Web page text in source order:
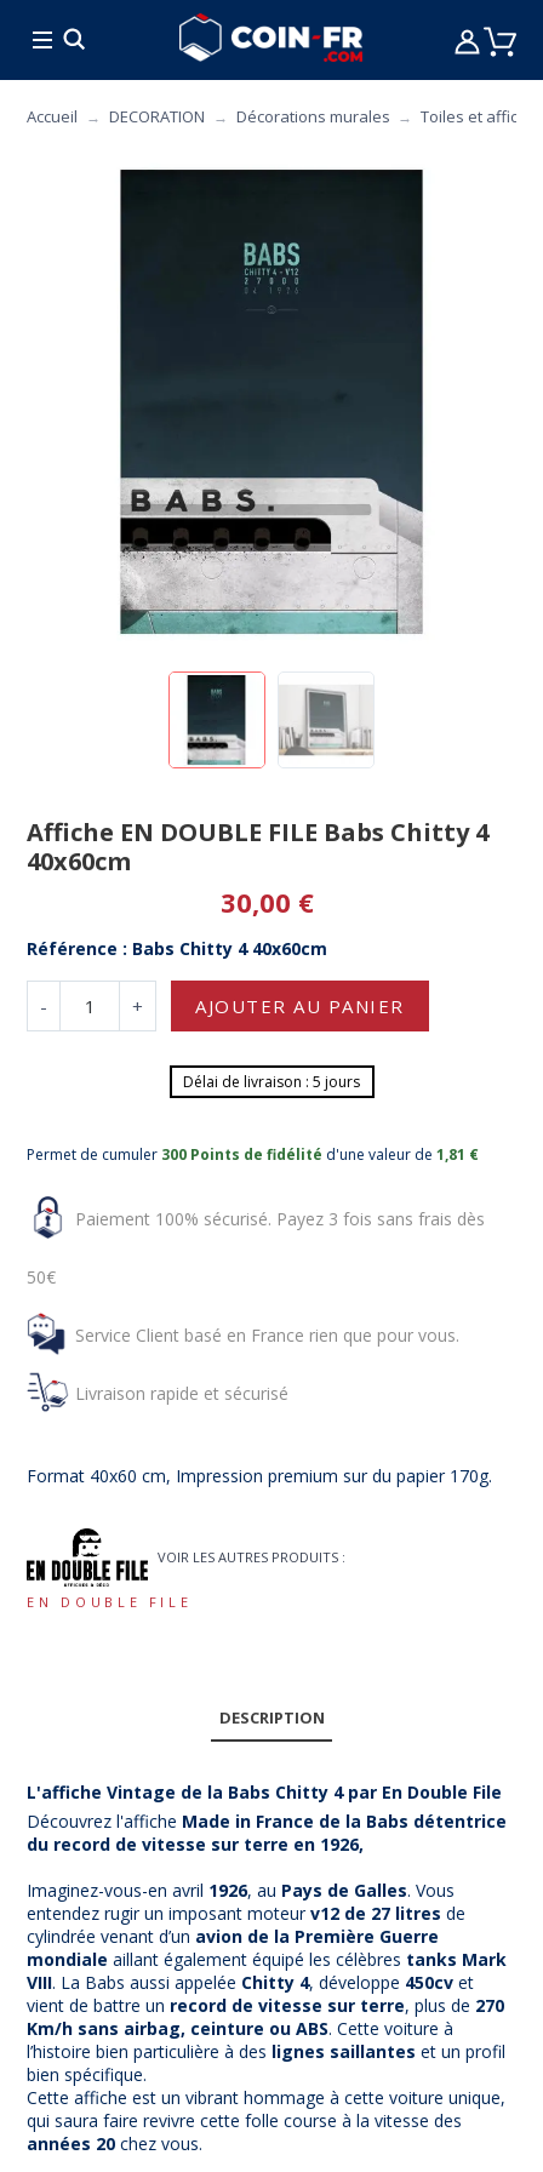
CUISINE MOBILIER
Accueil DECORATION Décorations murales Toiles et
Affiche EN DOUBLE FILE Babs Chitty 4
40x60cm
30,00 €
Référence : Babs Chitty 4 40x60cm
- + AJOUTER AU PANIER
Délai de livraison : 5 jours
Permet de cumuler 300 Points de fidélité d'une valeur de1,81 €
Paiement 100% sécurisé. Payez 3 fois sans frais dès
50€
Service Client basé en France rien que pour vous.
Livraison rapide et sécurisé
Format 40x60 cm, Impression premium sur du papier 170g.
VOIR LES AUTRES PRODUITS :
EN DOUBLE FILE
DESCRIPTION
L'affiche Vintage de la Babs Chitty 4 par En Double File
Découvrez l'affiche Made in France de la Babs détentrice
du record de vitesse sur terre en 1926,
Imaginez-vous-en avril 1926, au Pays de Galles. Vous
entendez rugir un imposant moteurv12 de 27 litres de
cylindrée venant d’un avion de la Première Guerre
mondiale aillant également équipé les célèbres tanks Mark
VIII. La Babs aussi appelée Chitty 4, développe 450cv et
vient de battre un record de vitesse sur terre, plus de 270
Km/h sans airbag, ceinture ou ABS. Cette voiture à
l’histoire bien particulière à des lignes saillantes et un profil
bien spécifique.
Cette affiche est un vibrant hommage à cette voiture unique,
qui saura faire revivre cette folle course à la vitesse des
années 20 chez vous.